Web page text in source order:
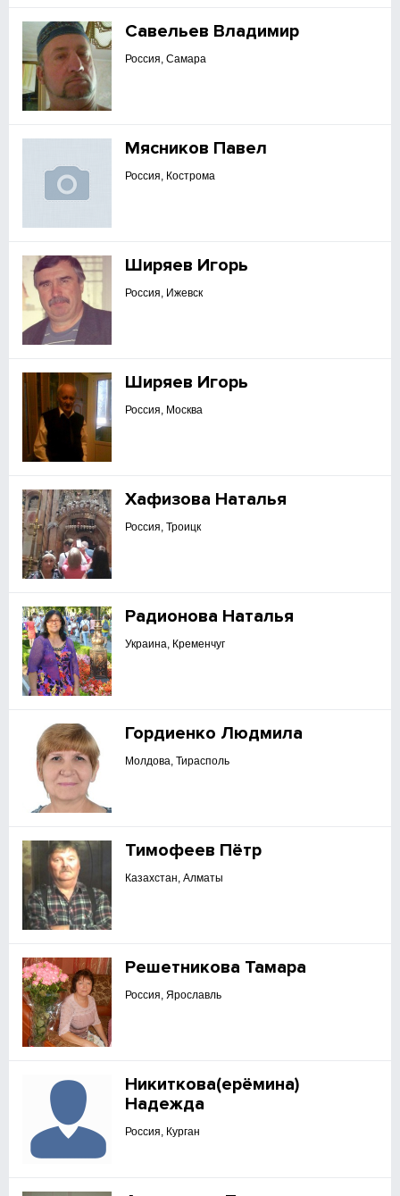
Савельев Владимир
Россия, Самара
Мясников Павел
Россия, Кострома
Ширяев Игорь
Россия, Ижевск
Ширяев Игорь
Россия, Москва
Хафизова Наталья
Россия, Троицк
Радионова Наталья
Украина, Кременчуг
Гордиенко Людмила
Молдова, Тирасполь
Тимофеев Пётр
Казахстан, Алматы
Решетникова Тамара
Россия, Ярославль
Никиткова(ерёмина)
Надежда
Россия, Курган